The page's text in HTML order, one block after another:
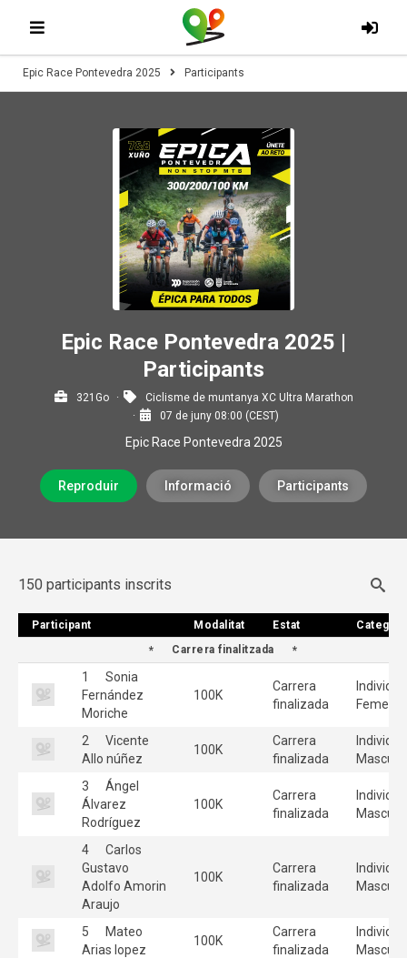
Epic Race Pontevedra 2025 Participants
Epic Race Pontevedra 2025 |
Participants
321Go
Ciclisme de muntanya XC Ultra Marathon
07 de juny 08:00 (CEST)
Epic Race Pontevedra 2025
Reproduir Informació Participants
150 participants inscrits
Participant Modalitat Estat
Carrera finalitzada
1
Sonia
Fernández
Moriche
100K
Carrera
finalizada
2
Vicente
Allo núñez
100K
Carrera
finalizada
3
Ángel
Álvarez
Rodríguez
100K
Carrera
finalizada
4
Carlos
Gustavo
Adolfo Amorin
Araujo
100K
Carrera
finalizada
5
Mateo
Arias lopez
100K
Carrera
finalizada
Participant Modalitat Estat